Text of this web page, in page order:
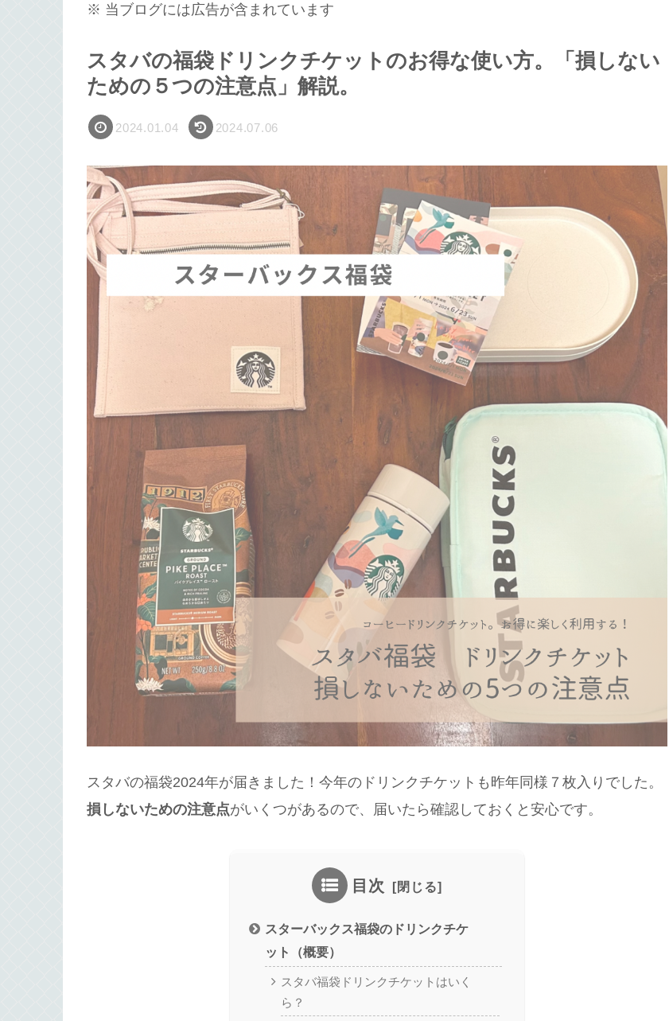
※ 当ブログには広告が含まれています
スタバの福袋ドリンクチケットのお得な使い方。「損しない
ための５つの注意点」解説。
2024.01.04 2024.07.06
スタバの福袋2024年が届きました！今年のドリンクチケットも昨年同様７枚入りでした。
損しないための注意点がいくつがあるので、届いたら確認しておくと安心です。
目次
スターバックス福袋のドリンクチケ
ット（概要）
スタバ福袋ドリンクチケットはいく
ら？